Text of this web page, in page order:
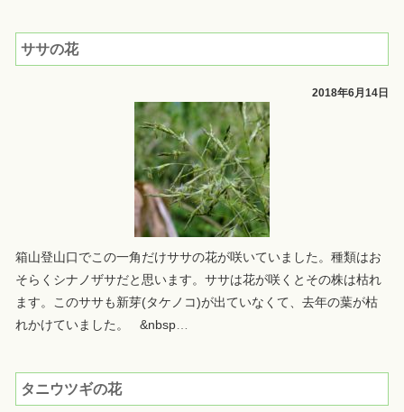
ササの花
2018年6月14日
箱山登山口でこの一角だけササの花が咲いていました。種類はお
そらくシナノザサだと思います。ササは花が咲くとその株は枯れ
ます。このササも新芽(タケノコ)が出ていなくて、去年の葉が枯
れかけていました。 &nbsp…
タニウツギの花